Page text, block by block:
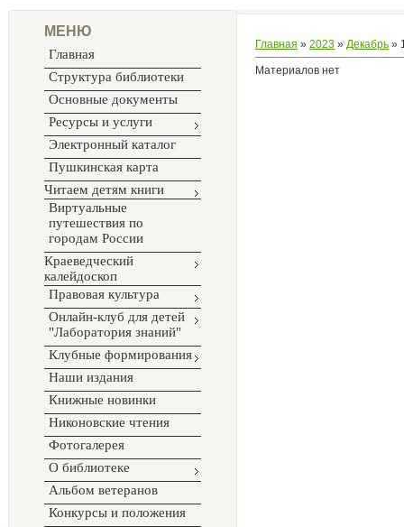
МЕНЮ
Главная
Структура библиотеки
Основные документы
Ресурсы и услуги
Электронный каталог
Пушкинская карта
Читаем детям книги
Виртуальные
путешествия по
городам России
Краеведческий
калейдоскоп
Правовая культура
Онлайн-клуб для детей
"Лаборатория знаний"
Клубные формирования
Наши издания
Книжные новинки
Никоновские чтения
Фотогалерея
О библиотеке
Альбом ветеранов
Конкурсы и положения
Главная » 2023 » Декабрь »
Материалов нет